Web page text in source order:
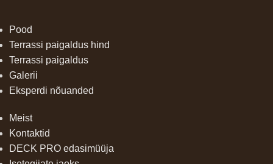
Pood
Terrassi paigaldus hind
Terrassi paigaldus
Galerii
Eksperdi nõuanded
Meist
Kontaktid
DECK PRO edasimüüja